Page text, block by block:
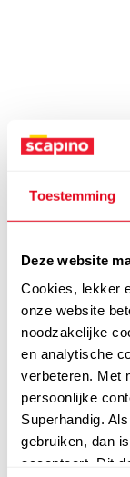
Toestemming
Deze website
Cookies, lekker
onze website
noodzakelijke
en analytische
verbeteren. Met
persoonlijke
Superhandig.
gebruiken, dan
accepteert. Dit